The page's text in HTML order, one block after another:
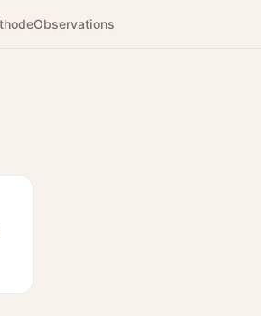
Observations